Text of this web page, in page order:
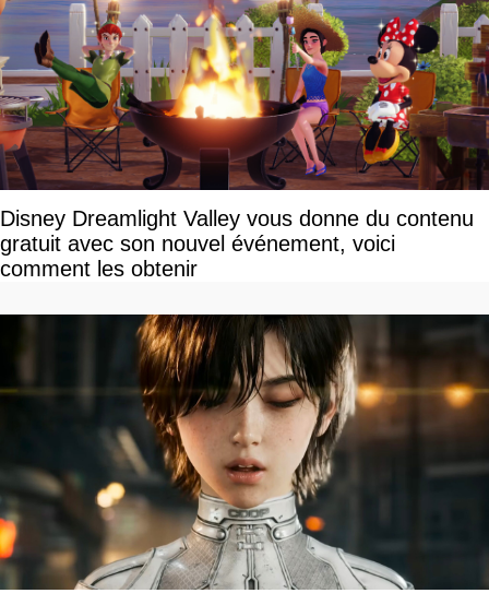
Disney Dreamlight Valley vous donne du contenu
gratuit avec son nouvel événement, voici
comment les obtenir